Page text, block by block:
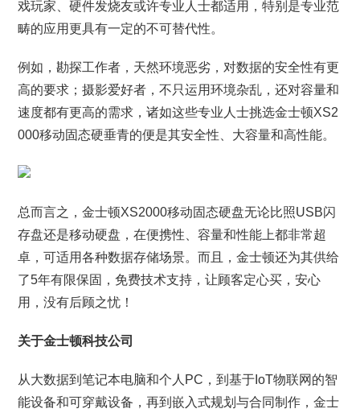
戏玩家、硬件发烧友或许专业人士都适用，特别是专业范
畴的应用更具有一定的不可替代性。
例如，勘探工作者，天然环境恶劣，对数据的安全性有更
高的要求；摄影爱好者，不只运用环境杂乱，还对容量和
速度都有更高的需求，诸如这些专业人士挑选金士顿XS2
000移动固态硬垂青的便是其安全性、大容量和高性能。
总而言之，金士顿XS2000移动固态硬盘无论比照USB闪
存盘还是移动硬盘，在便携性、容量和性能上都非常超
卓，可适用各种数据存储场景。而且，金士顿还为其供给
了5年有限保固，免费技术支持，让顾客定心买，安心
用，没有后顾之忧！
关于金士顿科技公司
从大数据到笔记本电脑和个人PC，到基于IoT物联网的智
能设备和可穿戴设备，再到嵌入式规划与合同制作，金士